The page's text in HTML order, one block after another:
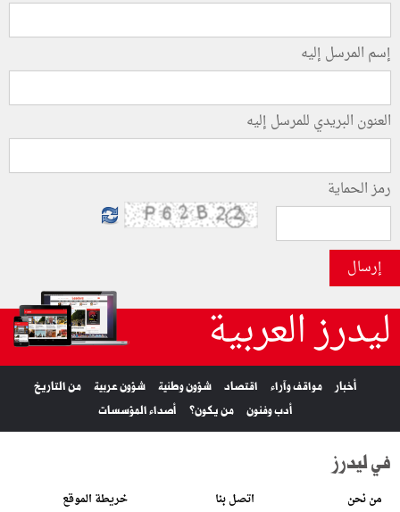
إسم المرسل إليه
العنون البريدي للمرسل إليه
رمز الحماية
إرسال
ليدرز العربية
أخبار مواقف وآراء اقتصاد شؤون وطنية شؤون عربية
من التاريخ
أدب وفنون
من يكون؟ أصداء المؤسسات
في ليدرز
من نحن اتصل بنا خريطة الموقع